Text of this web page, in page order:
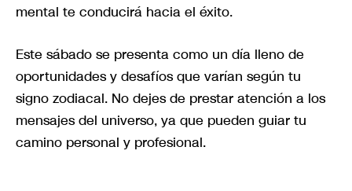
mental te conducirá hacia el éxito.
Este sábado se presenta como un día lleno de
oportunidades y desafíos que varían según tu
signo zodiacal. No dejes de prestar atención a los
mensajes del universo, ya que pueden guiar tu
camino personal y profesional.